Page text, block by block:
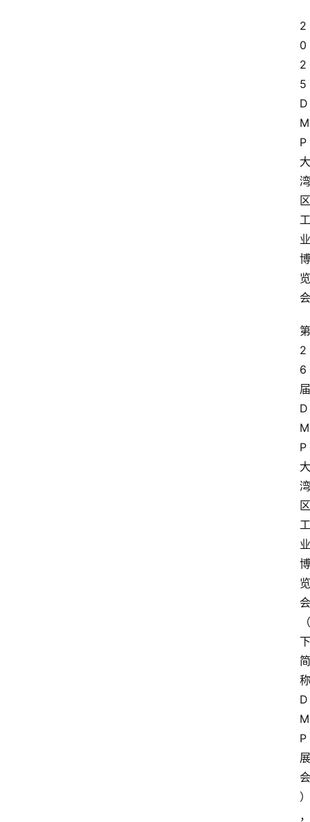
2
0
2
5
D
M
P
大
湾
区
工
业
博
览
会
第
2
6
届
D
M
P
大
湾
区
工
业
博
览
会
（
下
简
称
D
M
P
展
会
）
，